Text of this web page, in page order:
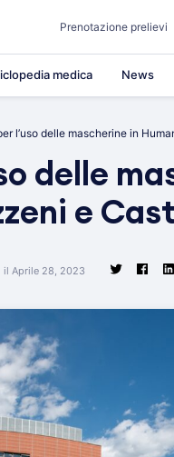
Prenotazione prelievi
medica News
l’uso delle mascherine in
delle
e
il Aprile 28, 2023